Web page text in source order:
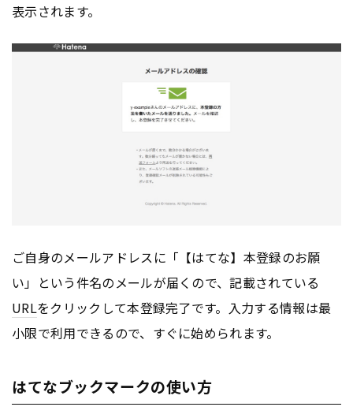
表示されます。
ご自身のメールアドレスに「【はてな】本登録のお願
い」という件名のメールが届くので、記載されている
URLをクリックして本登録完了です。入力する情報は最
小限で利用できるので、すぐに始められます。
はてなブックマークの使い方